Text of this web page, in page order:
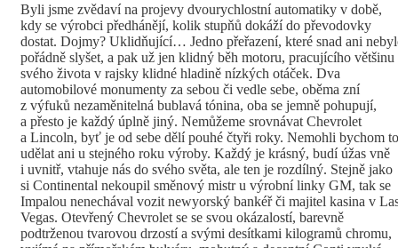
Byli jsme zvědaví na projevy dvourychlostní automatiky v době,
kdy se výrobci předhánějí, kolik stupňů dokáží do převodovky
dostat. Dojmy? Uklidňující… Jedno přeřazení, které snad ani
pořádně slyšet, a pak už jen klidný běh motoru, pracujícího většinu
svého života v rajsky klidné hladině nízkých otáček. Dva
automobilové monumenty za sebou či vedle sebe, oběma zní
z výfuků nezaměnitelná bublavá tónina, oba se jemně pohupují,
a přesto je každý úplně jiný. Nemůžeme srovnávat Chevrolet
a Lincoln, byť je od sebe dělí pouhé čtyři roky. Nemohli bychom to
udělat ani u stejného roku výroby. Každý je krásný, budí úžas vně
i uvnitř, vtahuje nás do svého světa, ale ten je rozdílný. Stejně jako
si Continental nekoupil směnový mistr u výrobní linky GM, tak se
Impalou nenechával vozit newyorský bankéř či majitel kasina v
Vegas. Otevřený Chevrolet se se svou okázalostí, barevně
podtrženou tvarovou drzostí a svými desítkami kilogramů chromu,